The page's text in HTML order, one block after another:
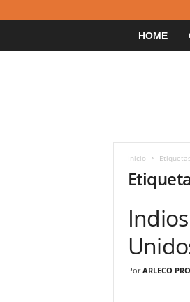
HOME
Inicio Etiquetas
Por ARLECO